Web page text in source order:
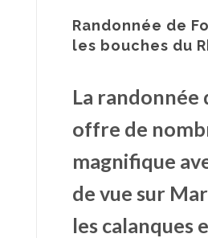
Randonnée de
les bouches du
La randonnée
offre de
magnifique
de vue sur
les calanques